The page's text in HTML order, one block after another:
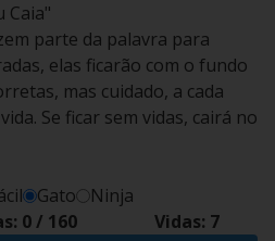
Caia"
parte da palavra para
elas ficarão com o fundo
mas cuidado, a cada
Se ficar sem vidas, cairá no
Gato
Ninja
0/ 160 Vidas: 7